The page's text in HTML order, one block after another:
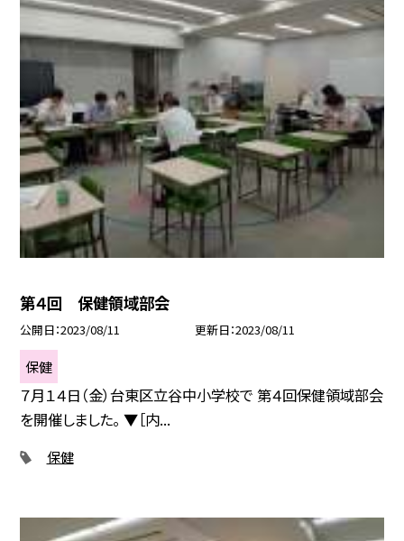
第４回 保健領域部会
公開日 2023/08/11 更新日 2023/08/11
保健
７月１４日（金）台東区立谷中小学校で 第４回保健領域部会
を開催しました。 ▼［内...
保健